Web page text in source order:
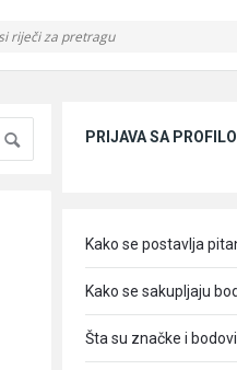
PRIJAVA SA
Kako se postavlja
Kako se sakupljaju
Šta su značke i